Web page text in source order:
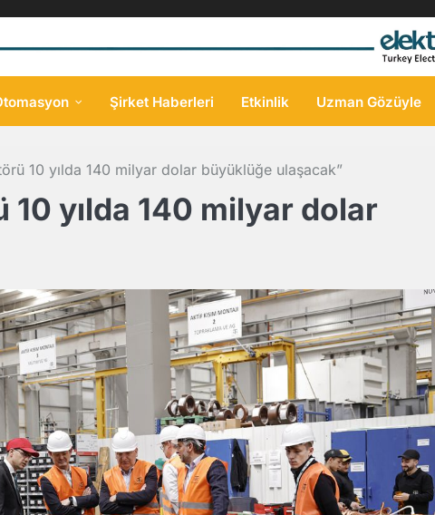
Şirket Haberleri Etkinlik Uzman Gözüyle
10 yılda 140 milyar dolar büyüklüğe ulaşacak”
yılda 140 milyar dolar